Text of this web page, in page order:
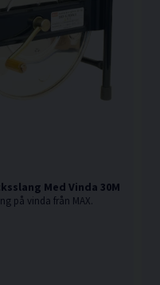
Med Vinda 30M
på vinda från MAX.